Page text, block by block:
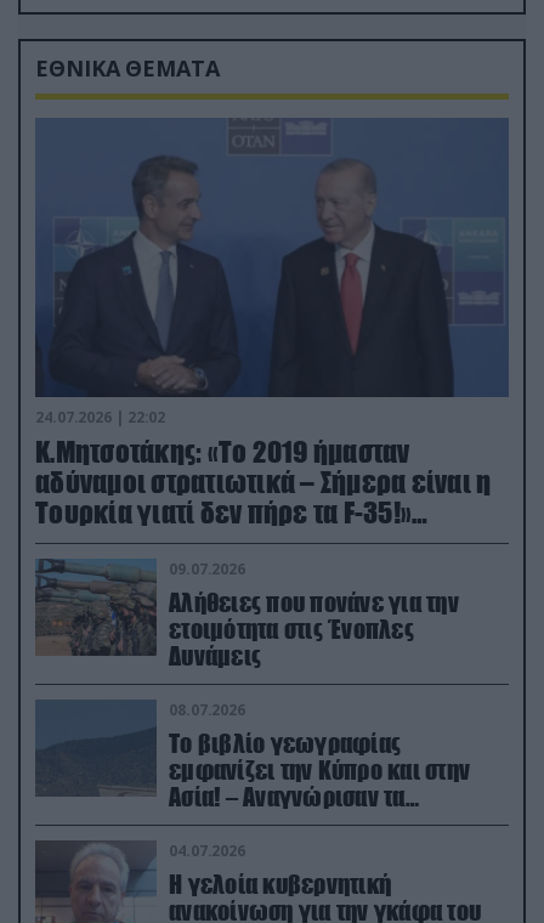
ΕΘΝΙΚΑ ΘΕΜΑΤΑ
24.07.2026 | 22:02
Κ.Μητσοτάκης: «Το 2019 ήμασταν
αδύναμοι στρατιωτικά – Σήμερα είναι η
Τουρκία γιατί δεν πήρε τα F-35!»
(βίντεο)
09.07.2026
Αλήθειες που πονάνε για την
ετοιμότητα στις Ένοπλες
Δυνάμεις
08.07.2026
Το βιβλίο γεωγραφίας
εμφανίζει την Κύπρο και στην
Ασία! – Αναγνώρισαν τα
κατεχόμενα; (φωτο)
04.07.2026
Η γελοία κυβερνητική
ανακοίνωση για την γκάφα του